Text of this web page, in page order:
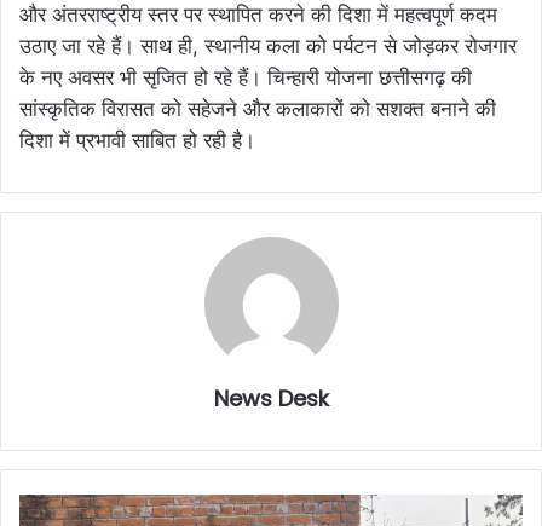
और अंतरराष्ट्रीय स्तर पर स्थापित करने की दिशा में महत्वपूर्ण कदम
उठाए जा रहे हैं। साथ ही, स्थानीय कला को पर्यटन से जोड़कर रोजगार
के नए अवसर भी सृजित हो रहे हैं। चिन्हारी योजना छत्तीसगढ़ की
सांस्कृतिक विरासत को सहेजने और कलाकारों को सशक्त बनाने की
दिशा में प्रभावी साबित हो रही है।
News Desk